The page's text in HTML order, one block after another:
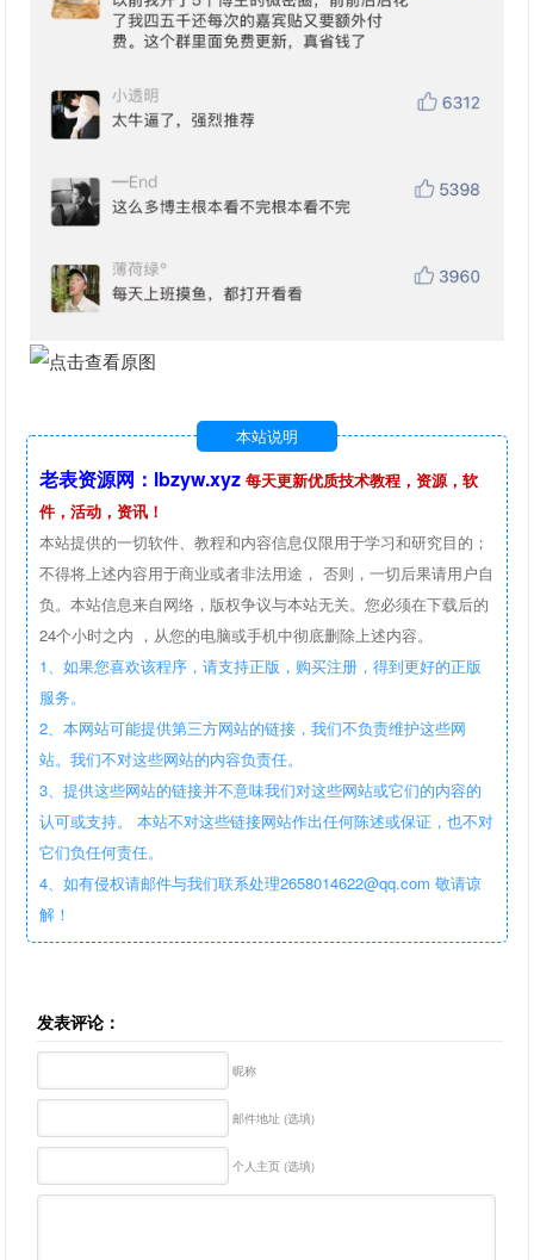
本站说明
老表资源网：lbzyw.xyz 每天更新优质技术教程，资源，软
件，活动，资讯！
本站提供的一切软件、教程和内容信息仅限用于学习和研究目的；
不得将上述内容用于商业或者非法用途， 否则，一切后果请用户自
负。本站信息来自网络，版权争议与本站无关。您必须在下载后的
24个小时之内 ，从您的电脑或手机中彻底删除上述内容。
1、如果您喜欢该程序，请支持正版，购买注册，得到更好的正版
服务。
2、本网站可能提供第三方网站的链接，我们不负责维护这些网
站。我们不对这些网站的内容负责任。
3、提供这些网站的链接并不意味我们对这些网站或它们的内容的
认可或支持。 本站不对这些链接网站作出任何陈述或保证，也不对
它们负任何责任。
4、如有侵权请邮件与我们联系处理2658014622@qq.com 敬请谅
解！
发表评论：
昵称
邮件地址 (选填)
个人主页 (选填)